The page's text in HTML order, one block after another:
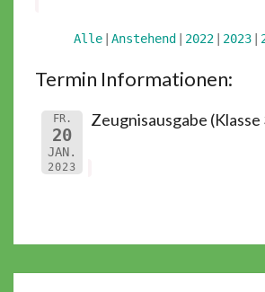
Alle Anstehend 2022 2023
Termin Informationen:
FR.
20
JAN.
2023
Zeugnisausgabe (Klasse